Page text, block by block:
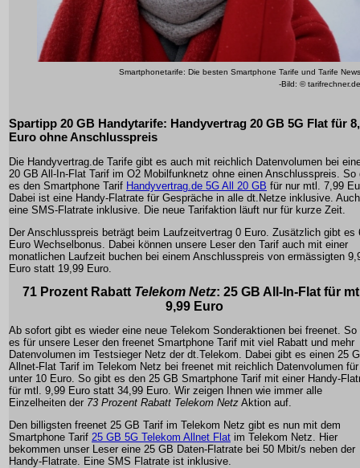
Smartphonetarife: Die besten Smartphone Tarife und Tarife News
-Bild: © tarifrechner.de
Spartipp 20 GB Handytarife: Handyvertrag 20 GB 5G Flat für
Euro ohne Anschlusspreis
Die Handyvertrag.de Tarife gibt es auch mit reichlich Datenvolumen bei
20 GB All-In-Flat Tarif im O2 Mobilfunknetz ohne einen Anschlusspreis. So
es den Smartphone Tarif Handyvertrag.de 5G All 20 GB für nur mtl. 7,99
Dabei ist eine Handy-Flatrate für Gespräche in alle dt.Netze inklusive.
eine SMS-Flatrate inklusive. Die neue Tarifaktion läuft nur für kurze Zeit.
Der Anschlusspreis beträgt beim Laufzeitvertrag 0 Euro. Zusätzlich gibt es
Euro Wechselbonus. Dabei können unsere Leser den Tarif auch mit einer
monatlichen Laufzeit buchen bei einem Anschlusspreis von ermässigten
Euro statt 19,99 Euro.
71 Prozent Rabatt Telekom Netz: 25 GB All-In-Flat für
9,99 Euro
Ab sofort gibt es wieder eine neue Telekom Sonderaktionen bei freenet. So
es für unsere Leser den freenet Smartphone Tarif mit viel Rabatt und mehr
Datenvolumen im Testsieger Netz der dt.Telekom. Dabei gibt es einen 25
Allnet-Flat Tarif im Telekom Netz bei freenet mit reichlich Datenvolumen für
unter 10 Euro. So gibt es den 25 GB Smartphone Tarif mit einer Handy-
für mtl. 9,99 Euro statt 34,99 Euro. Wir zeigen Ihnen wie immer alle
Einzelheiten der 73 Prozent Rabatt Telekom Netz Aktion auf.
Den billigsten freenet 25 GB Tarif im Telekom Netz gibt es nun mit dem
Smartphone Tarif 25 GB 5G Telekom Allnet Flat im Telekom Netz. Hier
bekommen unser Leser eine 25 GB Daten-Flatrate bei 50 Mbit/s neben der
Handy-Flatrate. Eine SMS Flatrate ist inklusive.